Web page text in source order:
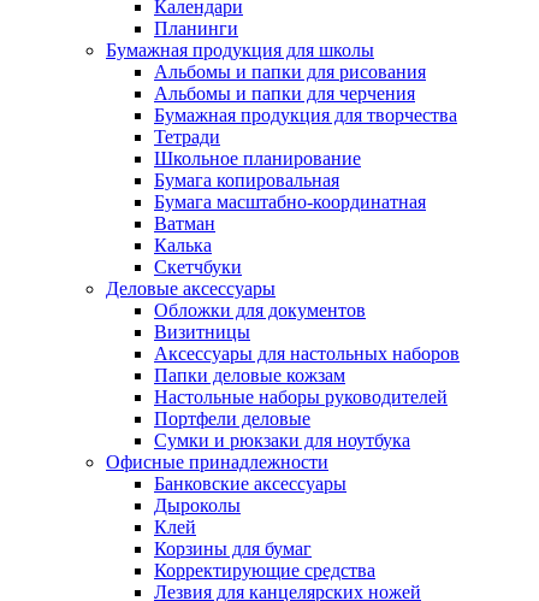
Календари
Планинги
Бумажная продукция для школы
Альбомы и папки для рисования
Альбомы и папки для черчения
Бумажная продукция для творчества
Тетради
Школьное планирование
Бумага копировальная
Бумага масштабно-координатная
Ватман
Калька
Скетчбуки
Деловые аксессуары
Обложки для документов
Визитницы
Аксессуары для настольных наборов
Папки деловые кожзам
Настольные наборы руководителей
Портфели деловые
Сумки и рюкзаки для ноутбука
Офисные принадлежности
Банковские аксессуары
Дыроколы
Клей
Корзины для бумаг
Корректирующие средства
Лезвия для канцелярских ножей